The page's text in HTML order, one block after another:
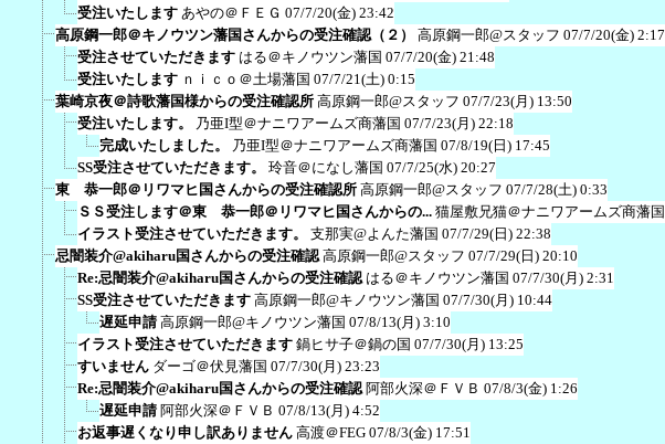
受注いたします あやの＠ＦＥＧ 07/7/20(金) 23:42
高原鋼一郎＠キノウツン藩国さんからの受注確認（２）
高原鋼一郎@スタッフ 07/7/20(金) 2:17
受注させていただきます はる＠キノウツン藩国 07/7/20(金) 21:48
受注いたします ｎｉｃｏ＠土場藩国 07/7/21(土) 0:15
葉崎京夜＠詩歌藩国様からの受注確認所 高原鋼一郎@スタッフ 07/7/23(月) 13:50
受注いたします。
乃亜I型＠ナニワアームズ商藩国 07/7/23(月) 22:18
完成いたしました。
乃亜I型＠ナニワアームズ商藩国 07/8/19(日) 17:45
SS受注させていただきます。
玲音＠になし藩国 07/7/25(水) 20:27
東 恭一郎＠リワマヒ国さんからの受注確認所 高原鋼一郎@スタッフ 07/7/28(土) 0:33
ＳＳ受注します＠東 恭一郎＠リワマヒ国さんからの... 猫屋敷兄猫＠ナニワアームズ商藩国
イラスト受注させていただきます。
支那実@よんた藩国 07/7/29(日) 22:38
忌闇装介@akiharu国さんからの受注確認 高原鋼一郎@スタッフ 07/7/29(日) 20:10
Re:忌闇装介@akiharu国さんからの受注確認 はる＠キノウツン藩国 07/7/30(月) 2:31
SS受注させていただきます 高原鋼一郎@キノウツン藩国 07/7/30(月) 10:44
遅延申請 高原鋼一郎@キノウツン藩国 07/8/13(月) 3:10
イラスト受注させていただきます 鍋ヒサ子＠鍋の国 07/7/30(月) 13:25
すいません ダーゴ＠伏見藩国 07/7/30(月) 23:23
Re:忌闇装介@akiharu国さんからの受注確認 阿部火深＠ＦＶＢ 07/8/3(金) 1:26
遅延申請 阿部火深＠ＦＶＢ 07/8/13(月) 4:52
お返事遅くなり申し訳ありません 高渡＠FEG 07/8/3(金) 17:51